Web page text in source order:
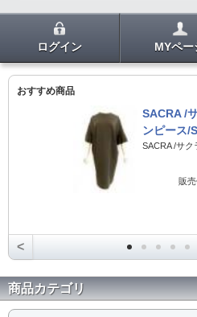
ログイン MYペー
おすすめ商品
SACRA /
ンピース/
販
<
商品カテゴリ